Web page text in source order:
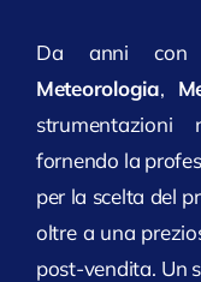
Da anni con
Meteorologia,
strumentazioni
fornendo la
per la scelta del
oltre a una
post-vendita. Un